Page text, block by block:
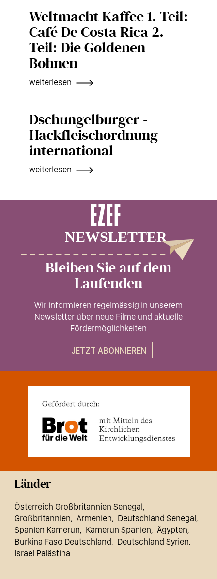
Weltmacht Kaffee 1. Teil:
Café De Costa Rica 2.
Teil: Die Goldenen
Bohnen
weiterlesen
Dschungelburger -
Hackfleischordnung
international
weiterlesen
Bleiben Sie auf dem
Laufenden
Wir informieren regelmässig in unserem
Newsletter über neue Filme und aktuelle
Fördermöglichkeiten
JETZT ABONNIEREN
Länder
Österreich Großbritannien Senegal
Großbritannien
Armenien
Deutschland Senegal
Spanien Kamerun
Kamerun Spanien
Ägypten
Burkina Faso Deutschland
Deutschland Syrien
Israel Palästina